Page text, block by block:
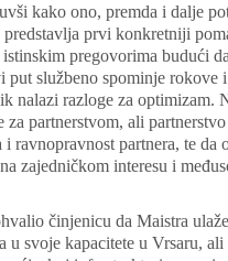
kako ono, premda i dalje
prvi konkretniji
pregovorima budući
put službeno spominje rokove
nalazi razloge za optimizam.
za partnerstvom, ali partnerstvo
ravnopravnost partnera, te da
zajedničkom interesu i
činjenicu da Maistra
u svoje kapacitete u Vrsaru,